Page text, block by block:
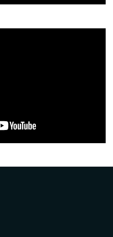
Instagram
auf: Youtube
Sie uns auf: LinkedIn